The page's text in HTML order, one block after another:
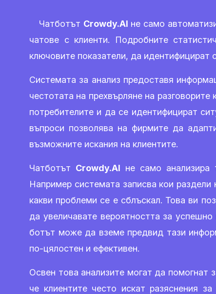
Чатботът Crowdy.AI не само
чатове с клиенти. Подробните
ключовите показатели, да
Системата за анализ предоставя
честотата на прехвърляне на
потребителите и да се идентифицират
въпроси позволява на фирмите да
възможните искания на клиентите.
Чатботът Crowdy.AI не само анализира
Например системата записва кои
какви проблеми се е сблъскал. Това ви
да увеличавате вероятността за
ботът може да вземе предвид тази
по-цялостен и ефективен.
Освен това анализите могат да помогнат
че клиентите често искат разяснения